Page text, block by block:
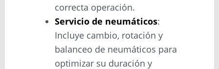
correcta operación.
Servicio de neumáticos:
Incluye cambio, rotación y
balanceo de neumáticos para
optimizar su duración y